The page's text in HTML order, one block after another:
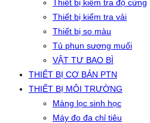
Thiết bị kiểm tra độ cứng
Thiết bị kiểm tra vải
Thiết bị so màu
Tủ phun sương muối
VẬT TƯ BAO BÌ
THIẾT BỊ CƠ BẢN PTN
THIẾT BỊ MÔI TRƯỜNG
Màng lọc sinh học
Máy đo đa chỉ tiêu